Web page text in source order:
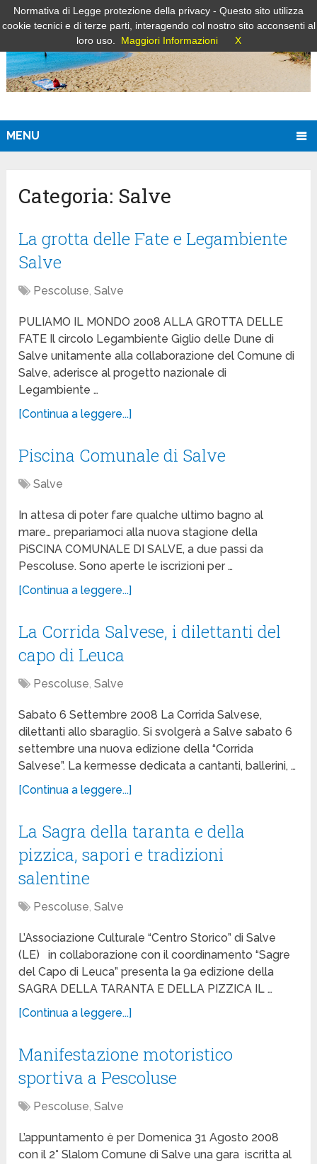
MENU
Categoria: Salve
La grotta delle Fate e Legambiente
Salve
Pescoluse,Salve
PULIAMO IL MONDO 2008 ALLA GROTTA DELLE
FATE Il circolo Legambiente Giglio delle Dune di
Salve unitamente alla collaborazione del Comune di
Salve, aderisce al progetto nazionale di
Legambiente …
[Continua a leggere...]
Piscina Comunale di Salve
Salve
In attesa di poter fare qualche ultimo bagno al
mare… prepariamoci alla nuova stagione della
PiSCINA COMUNALE DI SALVE, a due passi da
Pescoluse. Sono aperte le iscrizioni per …
[Continua a leggere...]
La Corrida Salvese, i dilettanti del
capo di Leuca
Pescoluse,Salve
Sabato 6 Settembre 2008 La Corrida Salvese,
dilettanti allo sbaraglio. Si svolgerà a Salve sabato 6
settembre una nuova edizione della “Corrida
Salvese”. La kermesse dedicata a cantanti, ballerini, …
[Continua a leggere...]
La Sagra della taranta e della
pizzica, sapori e tradizioni
salentine
Pescoluse,Salve
L’Associazione Culturale “Centro Storico” di Salve
(LE) in collaborazione con il coordinamento “Sagre
del Capo di Leuca” presenta la 9a edizione della
SAGRA DELLA TARANTA E DELLA PIZZICA IL …
[Continua a leggere...]
Manifestazione motoristico
sportiva a Pescoluse
Pescoluse,Salve
L’appuntamento è per Domenica 31 Agosto 2008
con il 2° Slalom Comune di Salve una gara iscritta al
Normativa di Legge protezione della privacy - Questo sito utilizza
cookie tecnici e di terze parti, interagendo col nostro sito acconsenti al
loro uso.
Maggiori Informazioni X